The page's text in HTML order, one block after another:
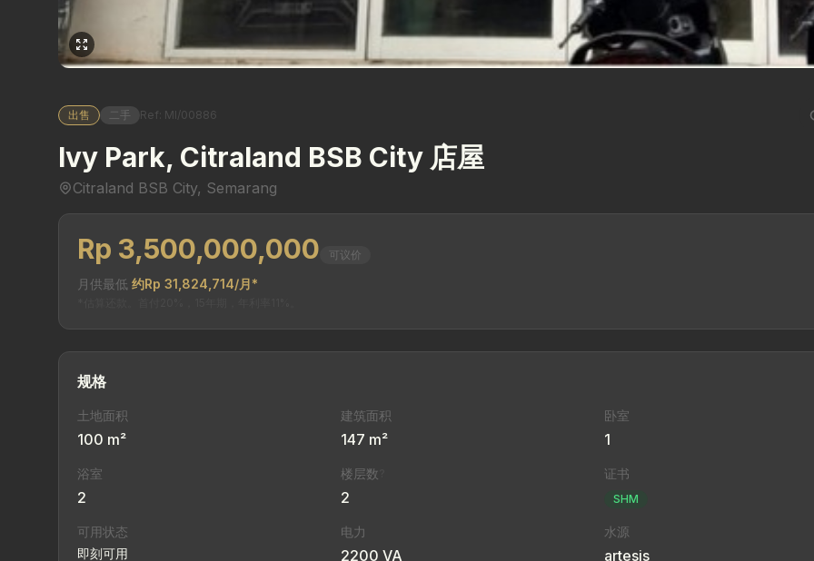
出售 二手 Ref: MI/00886
Ivy Park, Citraland BSB City 店屋
Citraland BSB City, Semarang
Rp 3,500,000,000 可议价
月供最低 约Rp 31,824,714/月*
规格
土地面积
100 m²
建筑面积
147 m²
卧室
1
浴室
2
楼层数
2
证书
SHM
可用状态
即刻可用
电力
2200 VA
水源
artesis